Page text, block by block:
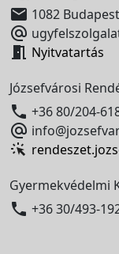
 1082

 Nyitvatartás
Józsefvárosi
 +36 80/204-

Gyermekvédelmi
 +36 30/493-